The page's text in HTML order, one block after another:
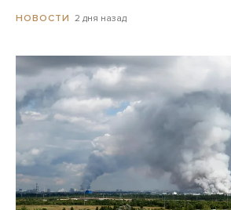
НОВОСТИ 2 дня назад